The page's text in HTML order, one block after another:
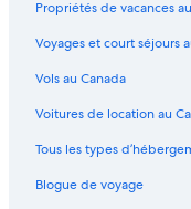
Propriétés de vacances
Voyages et court séjours
Vols au Canada
Voitures de location au
Tous les types
Blogue de voyage